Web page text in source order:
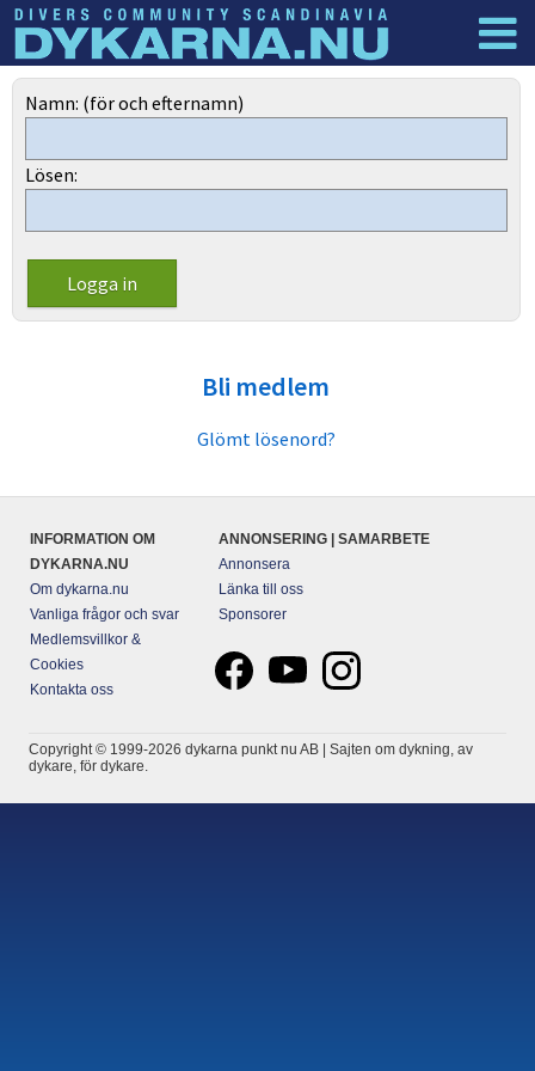
Dyknyheter
Namn: (för och efternamn)
Lösen:
Bli medlem
Glömt lösenord?
INFORMATION OM
DYKARNA.NU
Om dykarna.nu
Vanliga frågor och svar
Medlemsvillkor &
Cookies
Kontakta oss
ANNONSERING | SAMARBETE
Annonsera
Länka till oss
Sponsorer
Copyright © 1999-2026 dykarna punkt nu AB | Sajten om dykning, av
dykare, för dykare.